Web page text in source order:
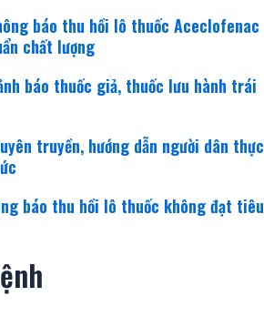
báo thu hồi lô thuốc Aceclofenac
chất lượng
báo thuốc giả, thuốc lưu hành trái
truyền, hướng dẫn người dân thực
báo thu hồi lô thuốc không đạt tiêu